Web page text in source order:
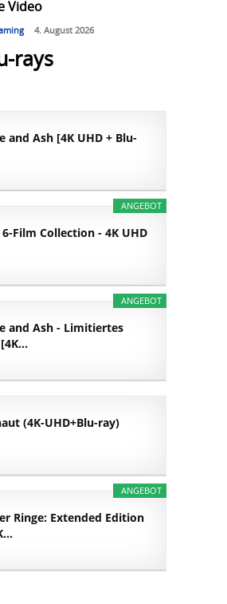
Video
4. August 2026
rays
and Ash [4K UHD + Blu-
ANGEBOT
Film Collection - 4K UHD
ANGEBOT
and Ash - Limitiertes
(4K-UHD+Blu-ray)
ANGEBOT
Ringe: Extended Edition